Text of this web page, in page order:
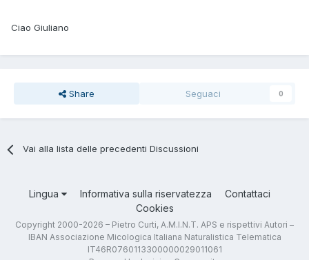
Ciao Giuliano
Share Seguaci 0
Vai alla lista delle precedenti Discussioni
Lingua Informativa sulla riservatezza
Contattaci
Cookies
Copyright 2000-2026 – Pietro Curti, A.M.I.N.T. APS e rispettivi Autori –
IBAN Associazione Micologica Italiana Naturalistica Telematica
IT46R0760113300000029011061